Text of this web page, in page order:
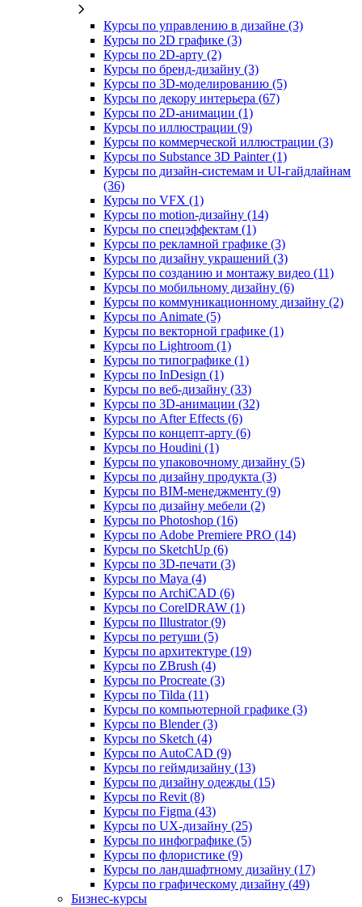
Курсы по управлению в дизайне (3)
Курсы по 2D графике (3)
Курсы по 2D‑арту (2)
Курсы по бренд‑дизайну (3)
Курсы по 3D‑моделированию (5)
Курсы по декору интерьера (67)
Курсы по 2D‑анимации (1)
Курсы по иллюстрации (9)
Курсы по коммерческой иллюстрации (3)
Курсы по Substance 3D Painter (1)
Курсы по дизайн-системам и UI-гайдлайнам
(36)
Курсы по VFX (1)
Курсы по motion-дизайну (14)
Курсы по спецэффектам (1)
Курсы по рекламной графике (3)
Курсы по дизайну украшений (3)
Курсы по созданию и монтажу видео (11)
Курсы по мобильному дизайну (6)
Курсы по коммуникационному дизайну (2)
Курсы по Animate (5)
Курсы по векторной графике (1)
Курсы по Lightroom (1)
Курсы по типографике (1)
Курсы по InDesign (1)
Курсы по веб‑дизайну (33)
Курсы по 3D‑анимации (32)
Курсы по After Effects (6)
Курсы по концепт‑арту (6)
Курсы по Houdini (1)
Курсы по упаковочному дизайну (5)
Курсы по дизайну продукта (3)
Курсы по BIM‑менеджменту (9)
Курсы по дизайну мебели (2)
Курсы по Photoshop (16)
Курсы по Adobe Premiere PRO (14)
Курсы по SketchUp (6)
Курсы по 3D-печати (3)
Курсы по Maya (4)
Курсы по ArchiCAD (6)
Курсы по CorelDRAW (1)
Курсы по Illustrator (9)
Курсы по ретуши (5)
Курсы по архитектуре (19)
Курсы по ZBrush (4)
Курсы по Procreate (3)
Курсы по Tilda (11)
Курсы по компьютерной графике (3)
Курсы по Blender (3)
Курсы по Sketch (4)
Курсы по AutoCAD (9)
Курсы по геймдизайну (13)
Курсы по дизайну одежды (15)
Курсы по Revit (8)
Курсы по Figma (43)
Курсы по UX‑дизайну (25)
Курсы по инфографике (5)
Курсы по флористике (9)
Курсы по ландшафтному дизайну (17)
Курсы по графическому дизайну (49)
Бизнес-курсы